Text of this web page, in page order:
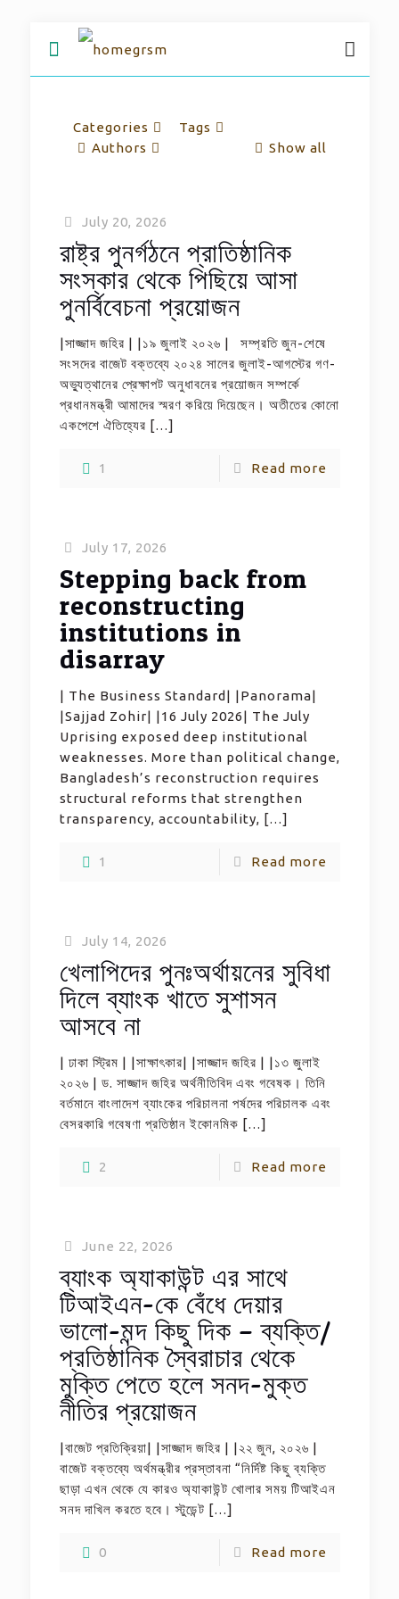
Categories
Tags
Authors
Show all
July 20, 2026
রাষ্ট্র পুনর্গঠনে প্রাতিষ্ঠানিক
সংস্কার থেকে পিছিয়ে আসা
পুনর্বিবেচনা প্রয়োজন
|সাজ্জাদ জহির | |১৯ জুলাই ২০২৬ | সম্প্রতি জুন-শেষে
সংসদের বাজেট বক্তব্যে ২০২৪ সালের জুলাই-আগস্টের গণ-
অভ্যুত্থানের প্রেক্ষাপট অনুধাবনের প্রয়োজন সম্পর্কে
প্রধানমন্ত্রী আমাদের স্মরণ করিয়ে দিয়েছেন। অতীতের কোনো
একপেশে ঐতিহ্যের […]
1 Read more
July 17, 2026
Stepping back from
reconstructing
institutions in
disarray
| The Business Standard| |Panorama|
|Sajjad Zohir| |16 July 2026| The July
Uprising exposed deep institutional
weaknesses. More than political change,
Bangladesh’s reconstruction requires
structural reforms that strengthen
transparency, accountability, […]
1 Read more
July 14, 2026
খেলাপিদের পুনঃঅর্থায়নের সুবিধা
দিলে ব্যাংক খাতে সুশাসন
আসবে না
| ঢাকা স্ট্রিম | |সাক্ষাৎকার| |সাজ্জাদ জহির | |১৩ জুলাই
২০২৬ | ড. সাজ্জাদ জহির অর্থনীতিবিদ এবং গবেষক। তিনি
বর্তমানে বাংলাদেশ ব্যাংকের পরিচালনা পর্ষদের পরিচালক এবং
বেসরকারি গবেষণা প্রতিষ্ঠান ইকোনমিক […]
2 Read more
June 22, 2026
ব্যাংক অ্যাকাউন্ট এর সাথে
টিআইএন-কে বেঁধে দেয়ার
ভালো-মন্দ কিছু দিক – ব্যক্তি/
প্রতিষ্ঠানিক স্বৈরাচার থেকে
মুক্তি পেতে হলে সনদ-মুক্ত
নীতির প্রয়োজন
|বাজেট প্রতিক্রিয়া| |সাজ্জাদ জহির | |২২ জুন, ২০২৬ |
বাজেট বক্তব্যে অর্থমন্ত্রীর প্রস্তাবনা “নির্দিষ্ট কিছু ব্যক্তি
ছাড়া এখন থেকে যে কারও অ্যাকাউন্ট খোলার সময় টিআইএন
সনদ দাখিল করতে হবে। স্টুডেন্ট […]
0 Read more